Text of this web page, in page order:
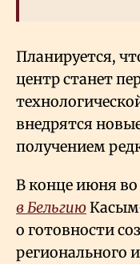
Планируется,
центр станет
внедрятся
получением
В конце июня во
в Бельгию
о готовности
регионального